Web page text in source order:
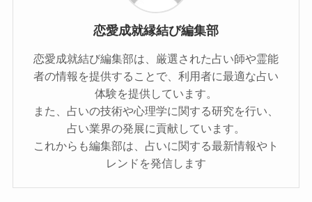
恋愛成就縁結び編集部
恋愛成就結び編集部は、厳選された占い師や霊能
者の情報を提供することで、利用者に最適な占い
体験を提供しています。
また、占いの技術や心理学に関する研究を行い、
占い業界の発展に貢献しています。
これからも編集部は、占いに関する最新情報やト
レンドを発信します